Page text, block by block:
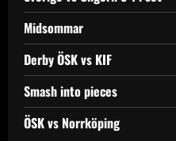
a
t
i
o
Midsommar
Derby ÖSK vs KIF
Smash into pieces
ÖSK vs Norrköping